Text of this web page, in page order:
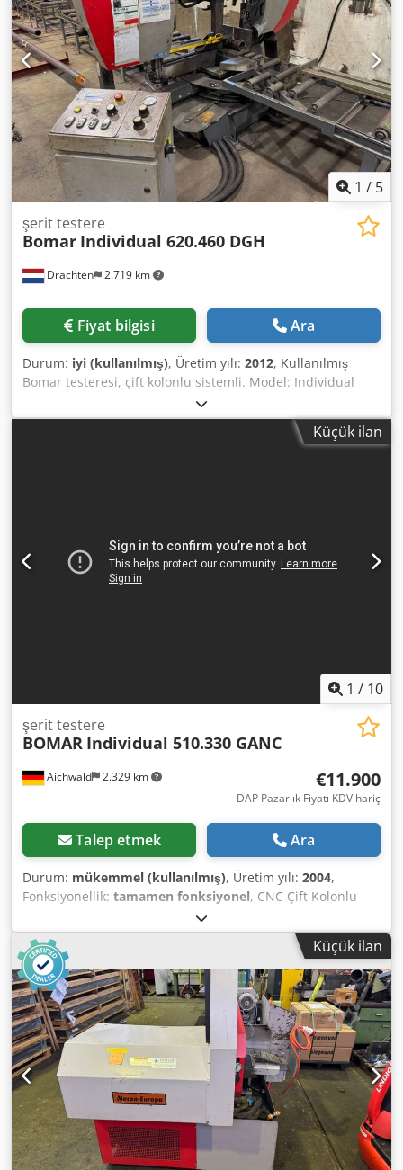
1 / 5
Drachten 2.719 km
şerit testere
Bomar Individual 620.460 DGH
Fiyat bilgisi Ara
Durum: iyi (kullanılmış), Üretim yılı: 2012, Kullanılmış
Bomar testeresi, çift kolonlu sistemli. Model: Individual
620.460 DGH Kapasite: 620 x 460 mm Dksdpfey Rktisx Agter
Çift açılı kesim (çift gönye) Üretim yılı: 2012 6 metre
besleme konveyörü ve 6 metre çıkış makaralı konveyör
Küçük ilan
1 / 10
Aichwald 2.329 km
şerit testere
BOMAR Individual 510.330 GANC
€11.900
DAP Pazarlık Fiyatı KDV hariç
Talep etmek Ara
Durum: mükemmel (kullanılmış), Üretim yılı: 2004,
Fonksiyonellik: tamamen fonksiyonel, CNC Çift Kolonlu
Tam Otomatik Gönye Şerit Testere Donanım: - Demet
sıkıştırma - Talaş konveyörü - İşaretli kesim için lazer -
Otomatik besleme ile lazer kesim - Sıkıştırma basıncı ayarı
- Hidrolik şerit testere gerdirme göstergesi - Dijital açı
gösterge - Dijital kesme hızı göstergesi Teknik Bilgiler: -
Kesim alanı 90° Daire Ø 330 mm, kare 330 mm x 330 mm,
dikdörtgen 510 mm x 330 mm - Kesim alanı 45° Daire Ø
330 mm, kare 310 mm x 310 mm, dikdörtgen 340 mm x 300
mm - Kesim alanı 30°/60° Daire Ø 230 mm, kare 210 mm x
210 mm, dikdörtgen 240 mm x 200 mm Djdpfsy S S Tmex
Agtskr - Tahrik gücü: 3 kW - Tek seferde ilerleme uzunluğu:
550 mm - Kademesiz kesim hızı: 20–90 m/dak - Şerit
testere ölçüsü: 4780 x 34 x 1,1 mm - Boyutlar (UxGxY): 2484
mm x 2477 mm x 1636 mm - Ağırlık yaklaşık: 1700 kg
Küçük ilan